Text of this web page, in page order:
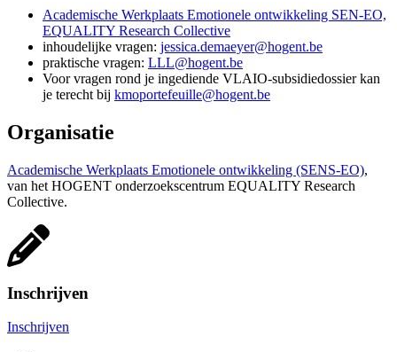
Academische Werkplaats Emotionele ontwikkeling SEN-EO,
EQUALITY Research Collective
inhoudelijke vragen: jessica.demaeyer@hogent.be
praktische vragen: LLL@hogent.be
Voor vragen rond je ingediende VLAIO-subsidiedossier kan
je terecht bij kmoportefeuille@hogent.be
Organisatie
Academische Werkplaats Emotionele ontwikkeling (SENS-EO),
van het HOGENT onderzoekscentrum EQUALITY Research
Collective.
Inschrijven
Inschrijven